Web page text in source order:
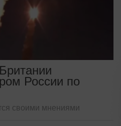
России по
своими мнениями